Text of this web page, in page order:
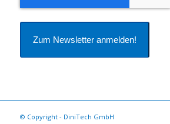
Zum Newsletter anmelden!
© Copyright - DiniTech GmbH